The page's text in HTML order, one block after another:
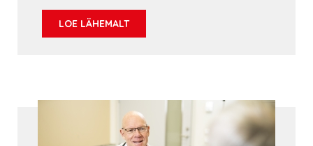
oskaksid mõõta pulssi käsitsi oma randmelt,
teeksid seda regulaarselt ning õpiksid tähele
LOE LÄHEMALT